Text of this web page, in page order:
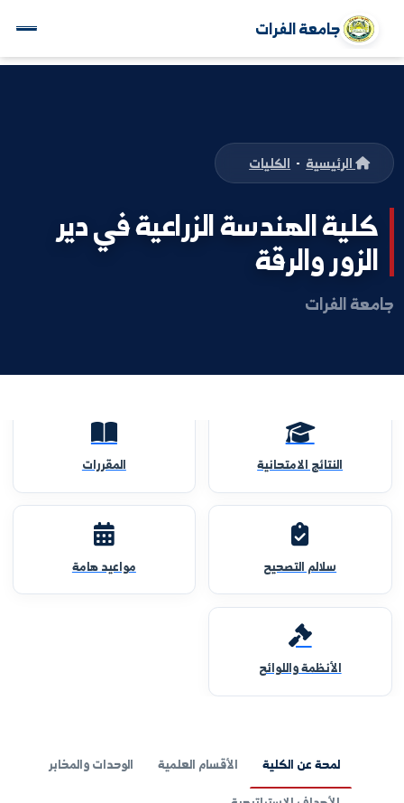
جامعة الفرات
الرئيسية-الكليات
الهندسة الزراعية في دير
والرقة
النتائج الامتحانية المقررات
سلالم التصحيح